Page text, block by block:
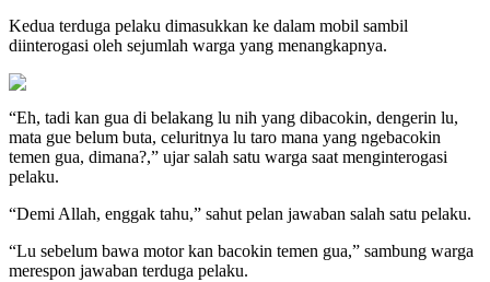
Kedua terduga pelaku dimasukkan ke dalam mobil sambil
diinterogasi oleh sejumlah warga yang menangkapnya.
“Eh, tadi kan gua di belakang lu nih yang dibacokin, dengerin lu,
mata gue belum buta, celuritnya lu taro mana yang ngebacokin
temen gua, dimana?,” ujar salah satu warga saat menginterogasi
pelaku.
“Demi Allah, enggak tahu,” sahut pelan jawaban salah satu pelaku.
“Lu sebelum bawa motor kan bacokin temen gua,” sambung warga
merespon jawaban terduga pelaku.